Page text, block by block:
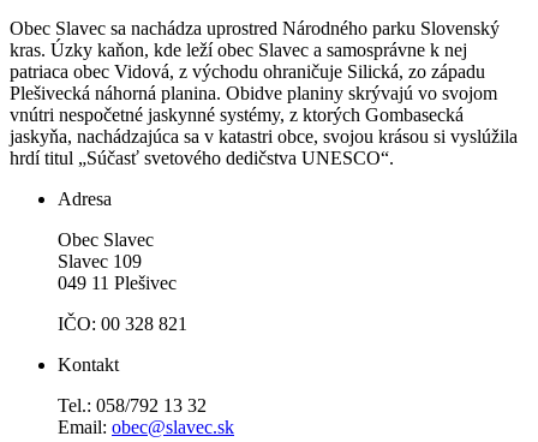
Obec Slavec sa nachádza uprostred Národného parku Slovenský
kras. Úzky kaňon, kde leží obec Slavec a samosprávne k nej
patriaca obec Vidová, z východu ohraničuje Silická, zo západu
Plešivecká náhorná planina. Obidve planiny skrývajú vo svojom
vnútri nespočetné jaskynné systémy, z ktorých Gombasecká
jaskyňa, nachádzajúca sa v katastri obce, svojou krásou si vyslúžila
hrdí titul „Súčasť svetového dedičstva UNESCO“.
Adresa
Obec Slavec
Slavec 109
049 11 Plešivec
IČO: 00 328 821
Kontakt
Tel.: 058/792 13 32
Email: obec@slavec.sk